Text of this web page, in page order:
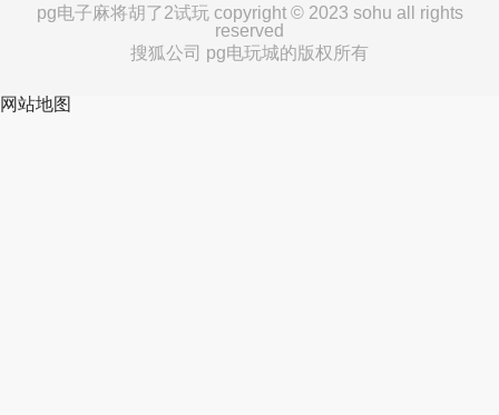
pg电子麻将胡了2试玩 copyright © 2023 sohu all rights
reserved
搜狐公司 pg电玩城的版权所有
网站地图